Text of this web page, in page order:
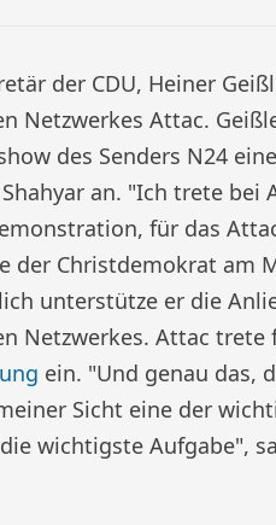
der CDU, Heiner
Netzwerkes Attac.
des Senders N24
an. "Ich trete bei
für das
der Christdemokrat am
unterstütze er die
Netzwerkes. Attac trete
ein. "Und genau das,
Sicht eine der
wichtigste Aufgabe",